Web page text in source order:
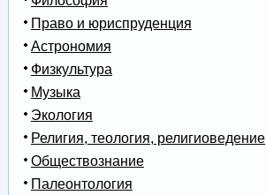
Право и юриспруденция
Астрономия
Физкультура
Музыка
Экология
Религия, теология, религиоведение
Обществознание
Палеонтология